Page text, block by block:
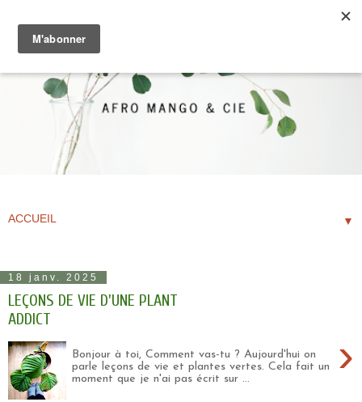
▼
18 janv. 2025
LEÇONS DE VIE D'UNE PLANT
ADDICT
›
Bonjour à toi, Comment vas-tu ? Aujourd'hui on
parle leçons de vie et plantes vertes. Cela fait un
moment que je n'ai pas écrit sur ...